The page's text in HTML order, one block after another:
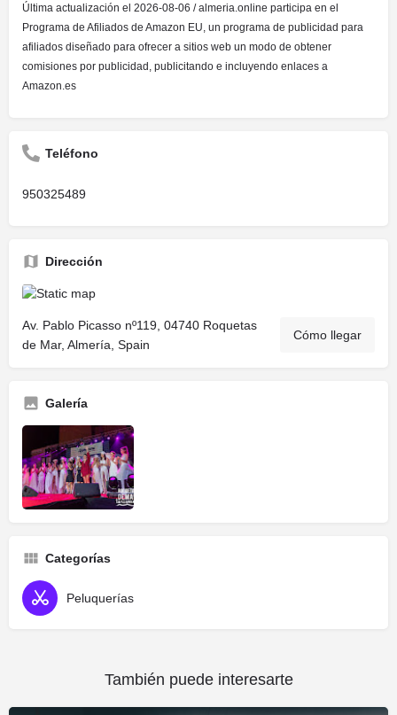
Última actualización el 2026-08-06 / almeria.online participa en el
Programa de Afiliados de Amazon EU, un programa de publicidad para
afiliados diseñado para ofrecer a sitios web un modo de obtener
comisiones por publicidad, publicitando e incluyendo enlaces a
Amazon.es
Teléfono
950325489
Dirección
Av. Pablo Picasso nº119, 04740 Roquetas
de Mar, Almería, Spain
Cómo llegar
Galería
Categorías
Peluquerías
También puede interesarte